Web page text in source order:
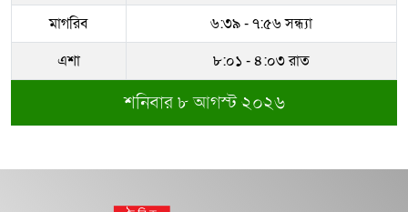
মাগরিব
৬:৩৯ - ৭:৫৬ সন্ধ্যা
এশা
৮:০১ - ৪:০৩ রাত
শনিবার ৮ আগস্ট ২০২৬